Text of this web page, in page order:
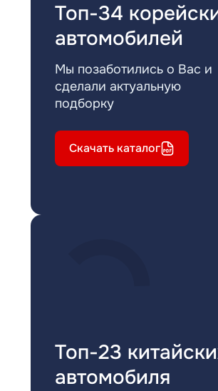
Топ-34
автомобилей
Мы позаботились о Вас и
сделали актуальную
подборку
Скачать каталог
Топ-23
автомобиля